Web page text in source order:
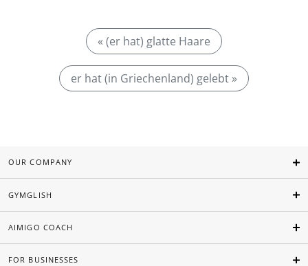
« (er hat) glatte Haare
er hat (in Griechenland) gelebt »
OUR COMPANY
GYMGLISH
AIMIGO COACH
FOR BUSINESSES